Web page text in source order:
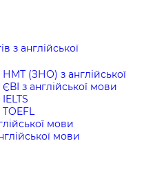
з англійської
НМТ (ЗНО) з англійської
з англійської мови
мови
мови